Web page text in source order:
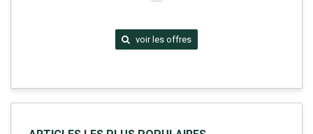
voir les offres